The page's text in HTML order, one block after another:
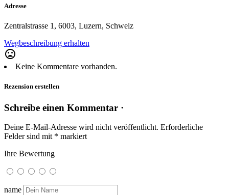
Adresse
Zentralstrasse 1, 6003, Luzern, Schweiz
Wegbeschreibung erhalten
mood_bad
Keine Kommentare vorhanden.
Rezension erstellen
Schreibe einen Kommentar ·
Deine E-Mail-Adresse wird nicht veröffentlicht. Erforderliche
Felder sind mit * markiert
Ihre Bewertung
name